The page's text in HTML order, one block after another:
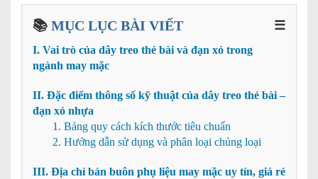
📚 MỤC LỤC BÀI VIẾT ☰
I. Vai trò của dây treo thẻ bài và đạn xỏ trong
ngành may mặc
II. Đặc điểm thông số kỹ thuật của dây treo thẻ bài –
đạn xỏ nhựa
1. Bảng quy cách kích thước tiêu chuẩn
2. Hướng dẫn sử dụng và phân loại chủng loại
III. Địa chỉ bán buôn phụ liệu may mặc uy tín, giá rẻ